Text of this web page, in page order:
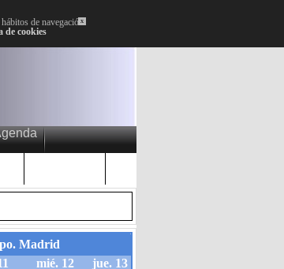
x
de navegación.
de cookies